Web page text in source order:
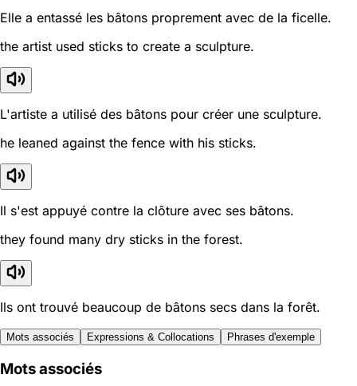
Elle a entassé les bâtons proprement avec de la ficelle.
the artist used sticks to create a sculpture.
L'artiste a utilisé des bâtons pour créer une sculpture.
he leaned against the fence with his sticks.
Il s'est appuyé contre la clôture avec ses bâtons.
they found many dry sticks in the forest.
Ils ont trouvé beaucoup de bâtons secs dans la forêt.
Mots associés Expressions & Collocations Phrases d'exemple
Mots associés